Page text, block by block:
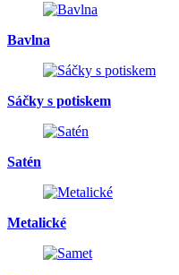
Bavlna
Sáčky s potiskem
Satén
Metalické